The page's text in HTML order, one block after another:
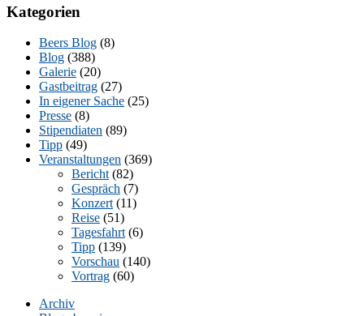
Kategorien
Beers Blog (8)
Blog (388)
Galerie (20)
Gastbeitrag (27)
In eigener Sache (25)
Presse (8)
Stipendiaten (89)
Tipp (49)
Veranstaltungen (369)
Bericht (82)
Gespräch (7)
Konzert (11)
Reise (51)
Tagesfahrt (6)
Tipp (139)
Vorschau (140)
Vortrag (60)
Archiv